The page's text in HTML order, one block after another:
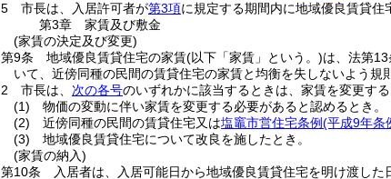
5
市長は、入居許可者が第3項に規定する期間内に地域優良賃貸住
第3章
家賃及び敷金
(家賃の決定及び変更)
第9条
地域優良賃貸住宅の家賃(以下「家賃」という。)は、法第
いて、近傍同種の民間の賃貸住宅の家賃と均衡を失しないよう規
2
市長は、 次の各号のいずれかに該当するときは、家賃を変更する
(1)
物価の変動に伴い家賃を変更する必要があると認めるとき。
(2)
近傍同種の民間の賃貸住宅又は塩竈市営住宅条例(平成9年条
(3)
地域優良賃貸住宅について改良を施したとき。
(家賃の納入)
第10条
入居者は、入居可能日から地域優良賃貸住宅を明け渡した